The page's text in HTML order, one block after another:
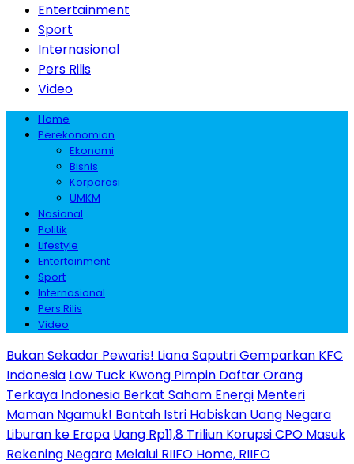
Entertainment
Sport
Internasional
Pers Rilis
Video
Home
Perekonomian
Ekonomi
Bisnis
Korporasi
UMKM
Nasional
Politik
Lifestyle
Entertainment
Sport
Internasional
Pers Rilis
Video
Bukan Sekadar Pewaris! Liana Saputri Gemparkan KFC
Indonesia Low Tuck Kwong Pimpin Daftar Orang
Terkaya Indonesia Berkat Saham Energi Menteri
Maman Ngamuk! Bantah Istri Habiskan Uang Negara
Liburan ke Eropa Uang Rp11,8 Triliun Korupsi CPO Masuk
Rekening Negara Melalui RIIFO Home, RIIFO